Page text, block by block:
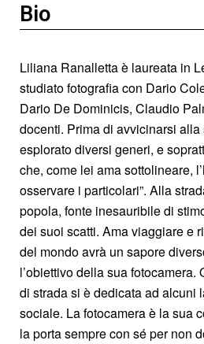
Bio
Liliana Ranalletta è laureata in
studiato fotografia con Dario
Dario De Dominicis, Claudio
docenti. Prima di avvicinarsi
esplorato diversi generi, e
che, come lei ama sottolineare,
osservare i particolari”. Alla
popola, fonte inesauribile di
dei suoi scatti. Ama viaggiare e
del mondo avrà un sapore
l’obiettivo della sua fotocamera.
di strada si è dedicata ad alcuni
sociale. La fotocamera è la sua
la porta sempre con sé per non